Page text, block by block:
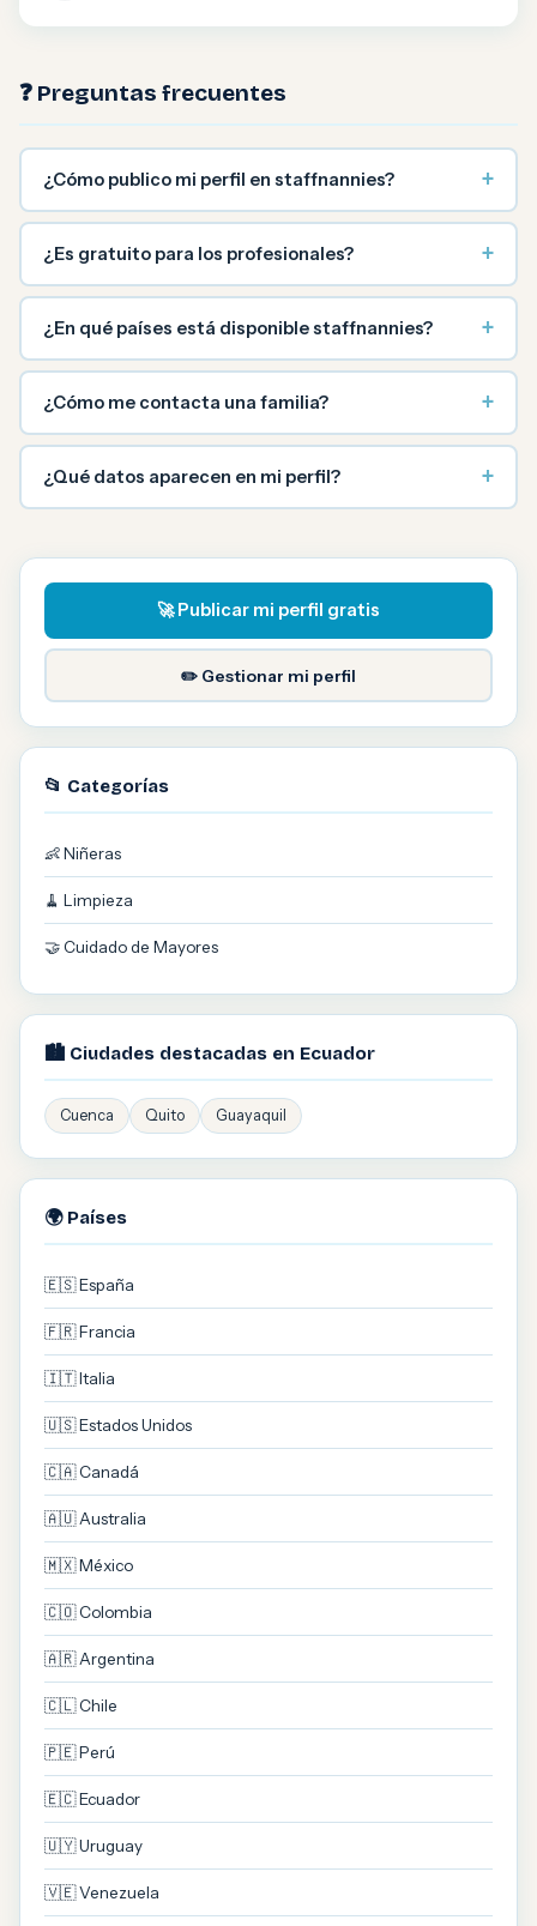
❓ Preguntas frecuentes
¿Cómo publico mi perfil en staffnannies? +
¿Es gratuito para los profesionales? +
¿En qué países está disponible staffnannies? +
¿Cómo me contacta una familia? +
¿Qué datos aparecen en mi perfil? +
🚀 Publicar mi perfil gratis
✏️ Gestionar mi perfil
📂 Categorías
👶 Niñeras
🧹 Limpieza
🤝 Cuidado de Mayores
🏙️ Ciudades destacadas en Ecuador
Cuenca Quito Guayaquil
🌍 Países
🇪🇸 España
🇫🇷 Francia
🇮🇹 Italia
🇺🇸 Estados Unidos
🇨🇦 Canadá
🇦🇺 Australia
🇲🇽 México
🇨🇴 Colombia
🇦🇷 Argentina
🇨🇱 Chile
🇵🇪 Perú
🇪🇨 Ecuador
🇺🇾 Uruguay
🇻🇪 Venezuela